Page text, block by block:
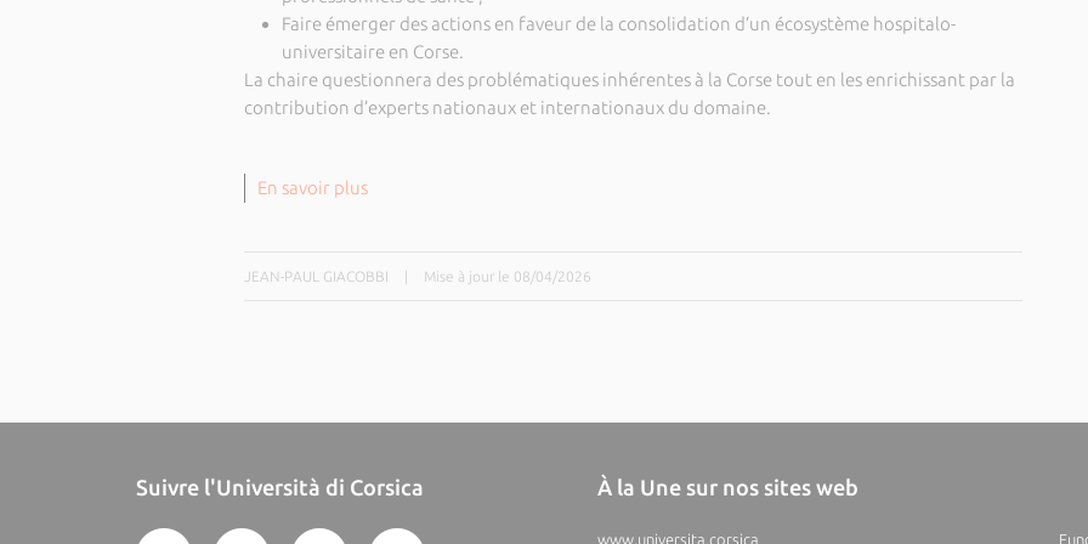
Faire émerger des actions en faveur de la consolidation d’un écosystème hospitalo-
universitaire en Corse.
La chaire questionnera des problématiques inhérentes à la Corse tout en les enrichissant par la
contribution d’experts nationaux et internationaux du domaine.
En savoir plus
JEAN-PAUL GIACOBBI Mise à jour le 08/04/2026
Suivre l'Università di Corsica À la Une sur nos sites web
www.universita.corsica